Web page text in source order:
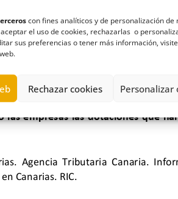
con fines analíticos y de personalización de
el uso de cookies, rechazarlas o
sus preferencias o tener más información,
Rechazar cookies Personalizar